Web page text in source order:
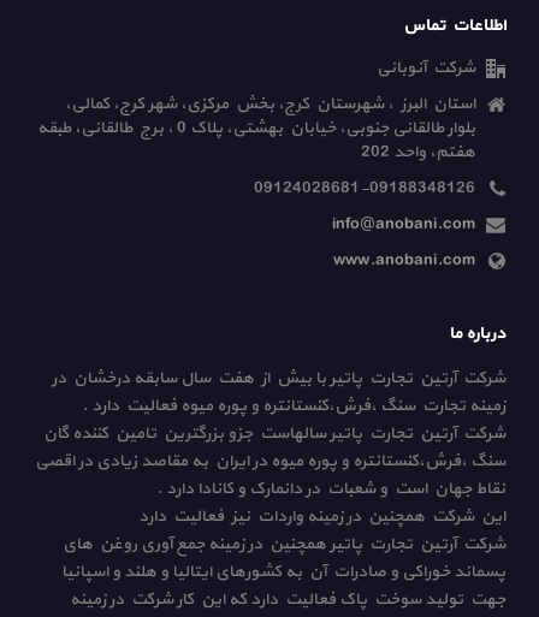
اطلاعات تماس
شرکت آنوبانی
استان البرز ، شهرستان کرج، بخش مرکزی، شهر کرج، کمالی،
بلوار طالقانی جنوبی، خیابان بهشتی، پلاک 0 ، برج طالقانی، طبقه
هفتم، واحد 202
09124028681-09188348126
info@anobani.com
www.anobani.com
درباره ما
شرکت آرتین تجارت پاتیر با بیش از هفت سال سابقه درخشان در
زمینه تجارت سنگ ،فرش،کنستانتره و پوره میوه فعالیت دارد .
شرکت آرتین تجارت پاتیر سالهاست جزو بزرگترین تامین کننده گان
سنگ ،فرش،کنستانتره و پوره میوه در ایران به مقاصد زیادی در اقصی
نقاط جهان است و شعبات در دانمارک و کانادا دارد .
این شرکت همچنین در زمینه واردات نیز فعالیت دارد
شرکت آرتین تجارت پاتیر همچنین در زمینه جمع آوری روغن های
پسماند خوراکی و صادرات آن به کشورهای ایتالیا و هلند و اسپانیا
جهت تولید سوخت پاک فعالیت دارد که این کار شرکت در زمینه